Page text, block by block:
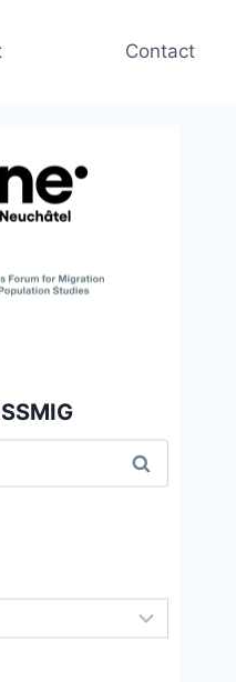
Contact